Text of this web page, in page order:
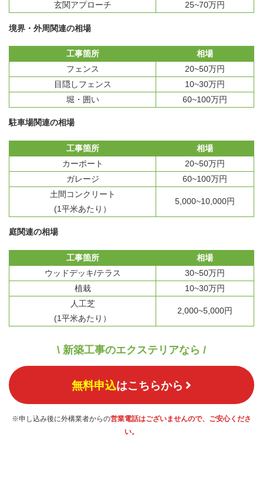
玄関アプローチ
25~70万円
境界・外周関連の相場
工事箇所
相場
フェンス
20~50万円
目隠しフェンス
10~30万円
堀・囲い
60~100万円
駐車場関連の相場
工事箇所
相場
カーポート
20~50万円
ガレージ
60~100万円
土間コンクリート
(1平米あたり）
5,000~10,000円
庭関連の相場
工事箇所
相場
ウッドデッキ/テラス
30~50万円
植栽
10~30万円
人工芝
(1平米あたり）
2,000~5,000円
\ 新築工事のエクステリアなら /
無料申込はこちらから
※申し込み後に外構業者からの営業電話はございませんので、ご安心くださ
い。